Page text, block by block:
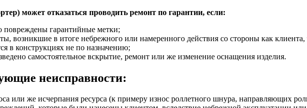
может отказаться проводить ремонт по гарантии, если:
повреждены гарантийные метки;
возникшие в итоге небрежного или намеренного действия со стороны как
в конструкциях не по назначению;
самостоятельное вскрытие, ремонт или же изменение оснащения изделия.
неисправности:
или же исчерпания ресурса (к примеру износ роллетного шнура, направляющих